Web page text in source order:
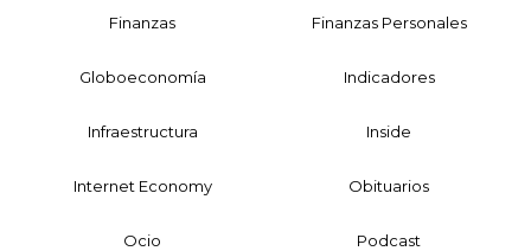
Finanzas Finanzas Personales
Globoeconomía Indicadores
Infraestructura Inside
Internet Economy Obituarios
Ocio Podcast